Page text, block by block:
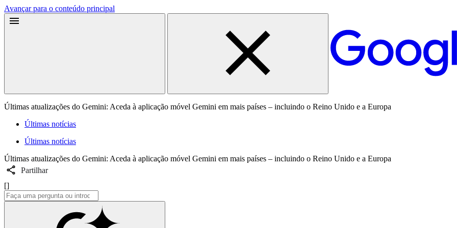
Avançar para o conteúdo principal
Últimas atualizações do Gemini: Aceda à aplicação móvel Gemini em mais países – incluindo o Reino Unido e a Europa
Últimas notícias
Últimas notícias
Últimas atualizações do Gemini: Aceda à aplicação móvel Gemini em mais países – incluindo o Reino Unido e a Europa
Partilhar
[]